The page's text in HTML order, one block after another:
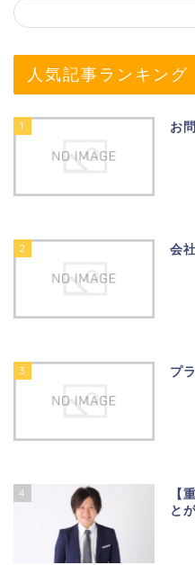
人気記事ランキング
1 お
2 会
3 プ
4
【
と